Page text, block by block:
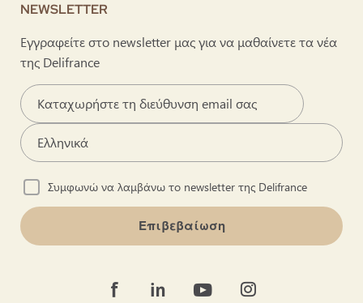
NEWSLETTER
Εγγραφείτε στο newsletter μας για να μαθαίνετε τα νέα
της Delifrance
Συμφωνώ να λαμβάνω το newsletter της Delifrance
Επιβεβαίωση